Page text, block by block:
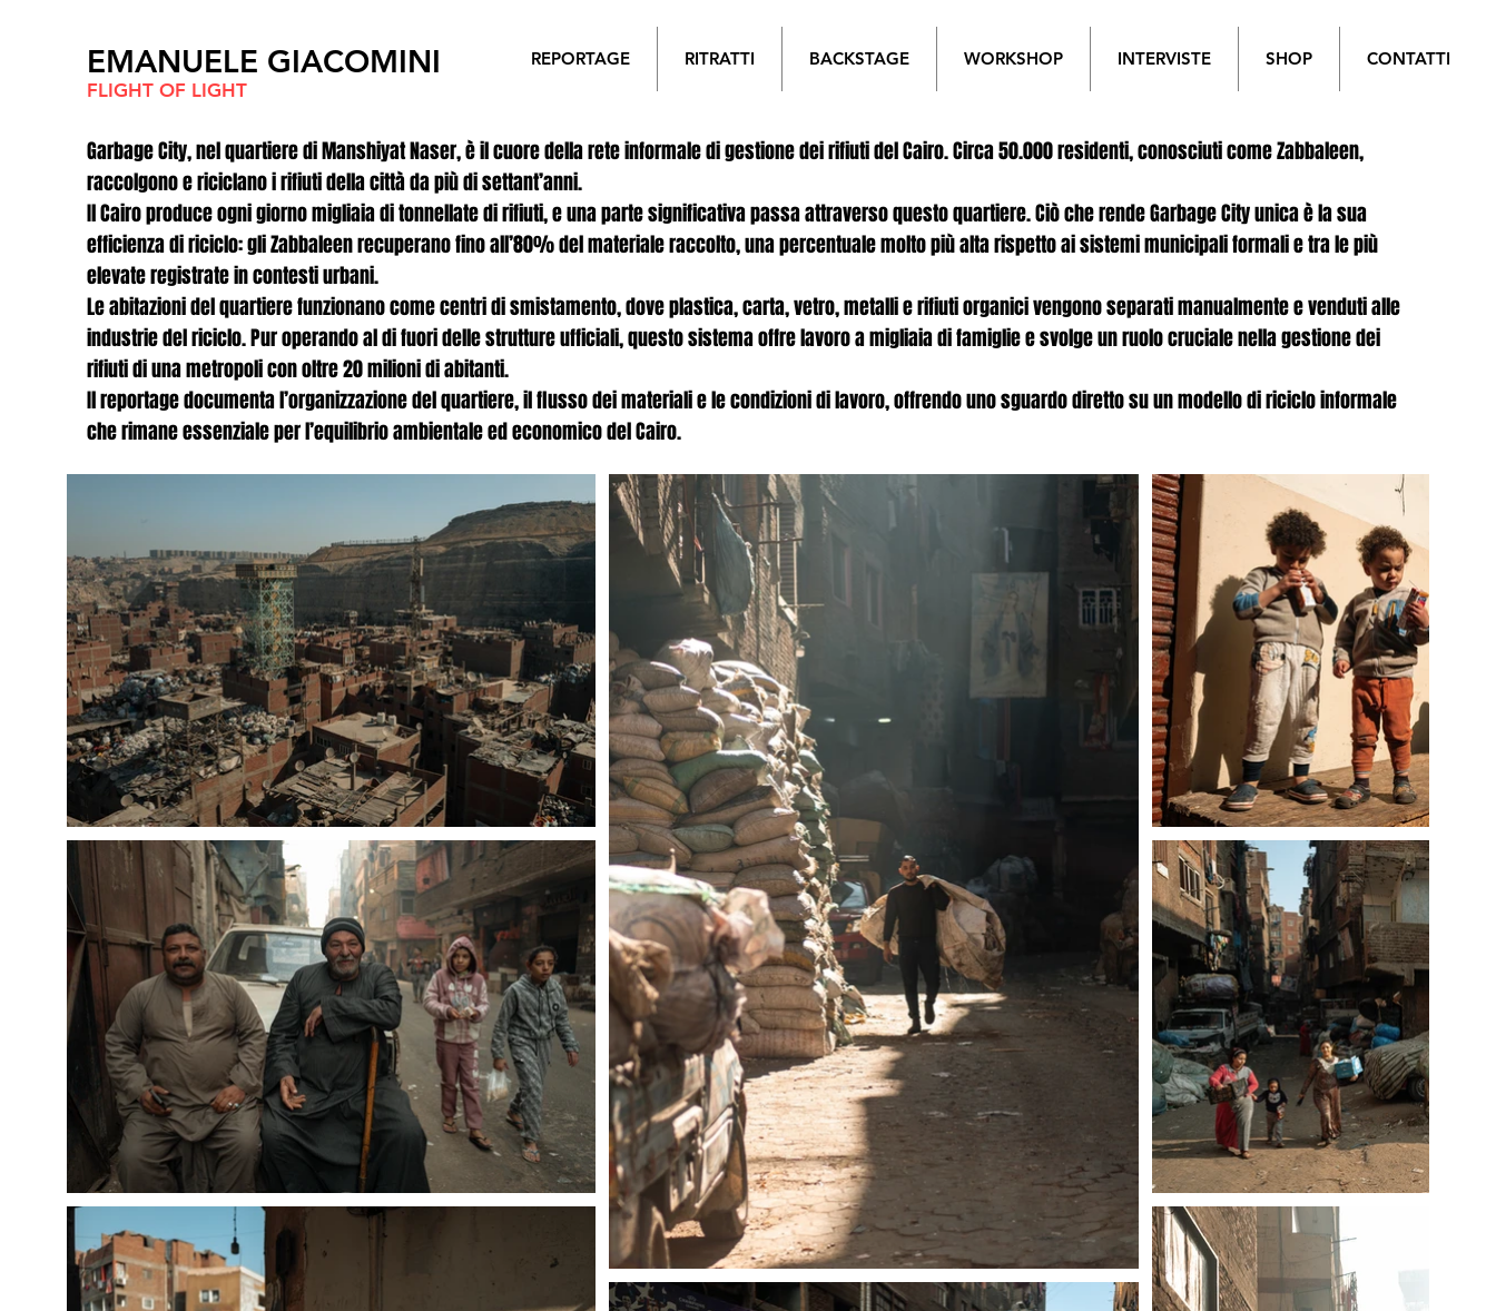
EMANUELE GIACOMINI
FLIGHT OF LIGHT
REPORTAGE RITRATTI BACKSTAGE WORKSHOP INTERVISTE SHOP CONTATTI
Garbage city
Garbage City, nel quartiere di Manshiyat Naser, è il cuore della rete informale di gestione dei rifiuti del Cairo. Circa 50.000 residenti, conosciuti come Zabbaleen,
raccolgono e riciclano i rifiuti della città da più di settant’anni.
Il Cairo produce ogni giorno migliaia di tonnellate di rifiuti, e una parte significativa passa attraverso questo quartiere. Ciò che rende Garbage City unica è la sua
efficienza di riciclo: gli Zabbaleen recuperano fino all’80% del materiale raccolto, una percentuale molto più alta rispetto ai sistemi municipali formali e tra le più
elevate registrate in contesti urbani.
Le abitazioni del quartiere funzionano come centri di smistamento, dove plastica, carta, vetro, metalli e rifiuti organici vengono separati manualmente e venduti alle
industrie del riciclo. Pur operando al di fuori delle strutture ufficiali, questo sistema offre lavoro a migliaia di famiglie e svolge un ruolo cruciale nella gestione dei
rifiuti di una metropoli con oltre 20 milioni di abitanti.
Il reportage documenta l’organizzazione del quartiere, il flusso dei materiali e le condizioni di lavoro, offrendo uno sguardo diretto su un modello di riciclo informale
che rimane essenziale per l’equilibrio ambientale ed economico del Cairo.